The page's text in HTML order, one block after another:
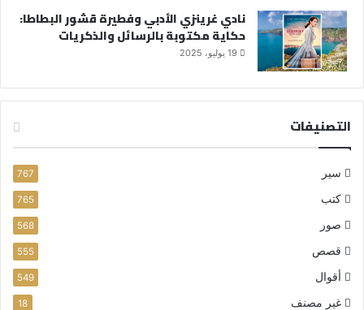
نادي غرينزي الأدبي وفطيرة قشور البطاطا:
حكاية مكتوبة بالرسائل والذكريات
19 يوليو، 2025
التصنيفات
سير 767
كتب 765
صور 568
قصص 555
أقوال 549
غير مصنف 18